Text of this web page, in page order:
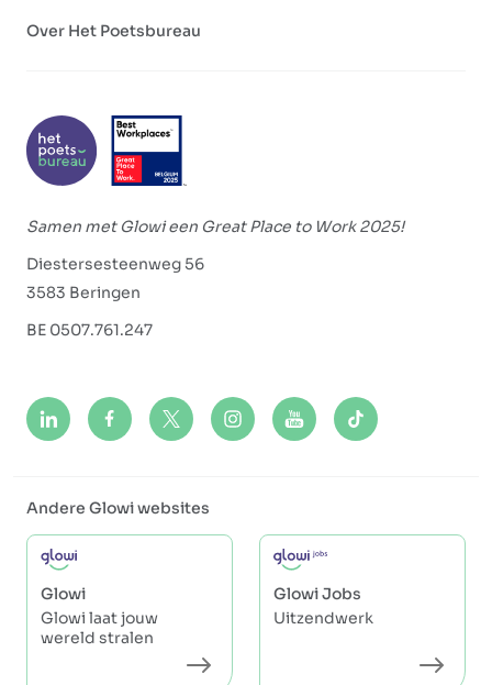
Samen met Glowi een Great Place to Work 2025!
Diestersesteenweg 56
3583 Beringen
BE 0507.761.247
Over Het Poetsbureau
Andere Glowi websites
Glowi
Glowi laat jouw
wereld stralen
Glowi Jobs
Uitzendwerk